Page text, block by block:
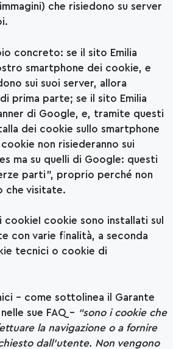
che risiedono su server
concreto: se il sito Emilia
smartphone dei cookie, e
sui suoi server, allora
prima parte; se il sito Emilia
di Google, e, tramite questi
dei cookie sullo smartphone
non risiederanno sui
ma su quelli di Google: questi
parti”, proprio perché non
che visitate.
cookieI cookie sono installati sul
con varie finalità, a seconda
tecnici o cookie di
– come sottolinea il Garante
sue FAQ – “sono i cookie che
la navigazione o a fornire
dall’utente. Non vengono